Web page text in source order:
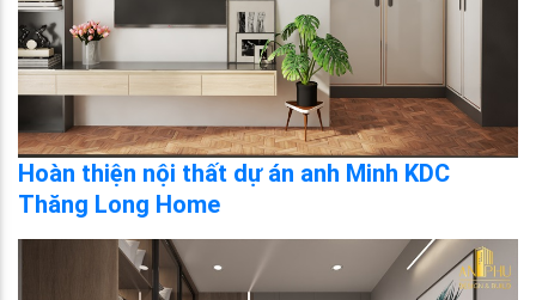
Hoàn thiện nội thất dự án anh Minh KDC
Thăng Long Home